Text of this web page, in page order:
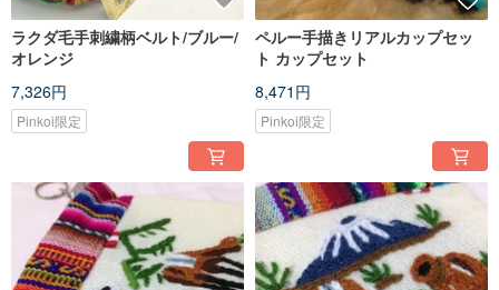
ラクダ毛手刺繍柄ベルト/ブルー/
オレンジ
7,326円
Pinkoi限定
ペルー手描きリアルカップセッ
ト カップセット
8,471円
Pinkoi限定